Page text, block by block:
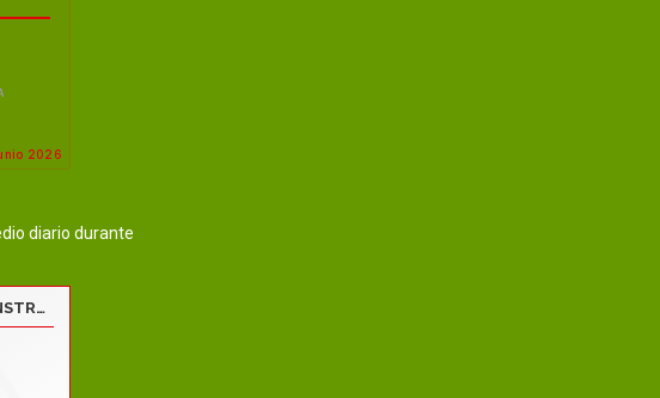
diario durante